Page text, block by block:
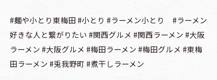
#麺や小とり東梅田 #小とり #ラーメン小とり #ラーメン
好きな人と繋がりたい #関西グルメ #関西ラーメン #大阪
ラーメン #大阪グルメ #梅田ラーメン #梅田グルメ #東梅
田ラーメン #兎我野町 #煮干しラーメン